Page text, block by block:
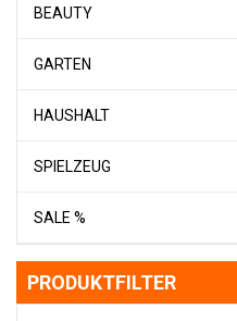
BEAUTY
GARTEN
HAUSHALT
SPIELZEUG
SALE %
PRODUKTFILTER